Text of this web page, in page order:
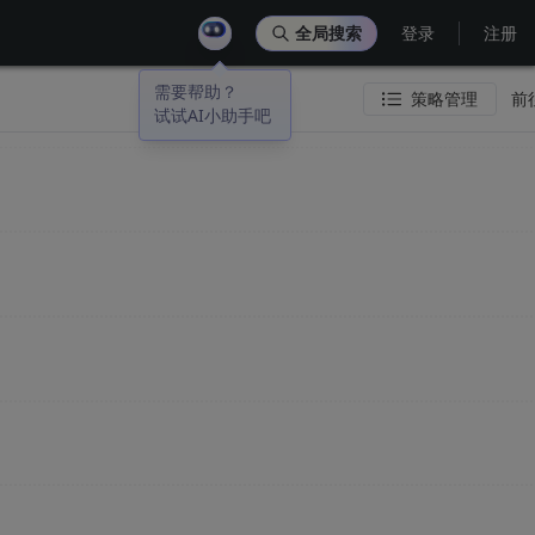
需要帮助？
试试AI小助手吧
全局搜索 登录 注册
策略管理 前